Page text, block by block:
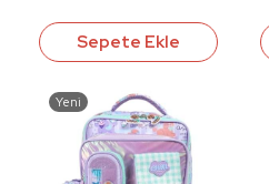
Sepete Ekle
Yeni